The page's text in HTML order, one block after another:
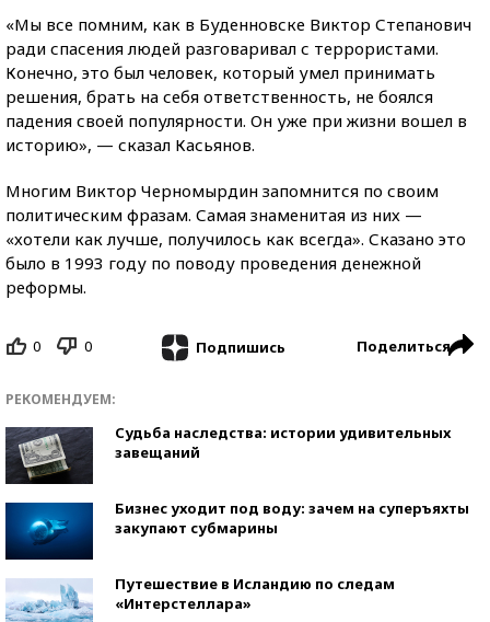
«Мы все помним, как в Буденновске Виктор Степанович
ради спасения людей разговаривал с террористами.
Конечно, это был человек, который умел принимать
решения, брать на себя ответственность, не боялся
падения своей популярности. Он уже при жизни вошел в
историю», — сказал Касьянов.
Многим Виктор Черномырдин запомнится по своим
политическим фразам. Самая знаменитая из них —
«хотели как лучше, получилось как всегда». Сказано это
было в 1993 году по поводу проведения денежной
реформы.
0 0 Подпишись Поделиться
РЕКОМЕНДУЕМ:
Судьба наследства: истории удивительных
завещаний
Бизнес уходит под воду: зачем на суперъяхты
закупают субмарины
Путешествие в Исландию по следам
«Интерстеллара»